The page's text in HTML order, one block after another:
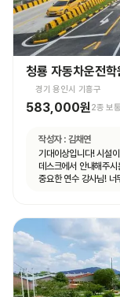
청룡 자동차운전학
경기 용인시 기흥구
583,000원2종 보
작성자 : 김채연
기대이상입니다! 시설
데스크에서 안내해주
중요한 연수 강사님! 너